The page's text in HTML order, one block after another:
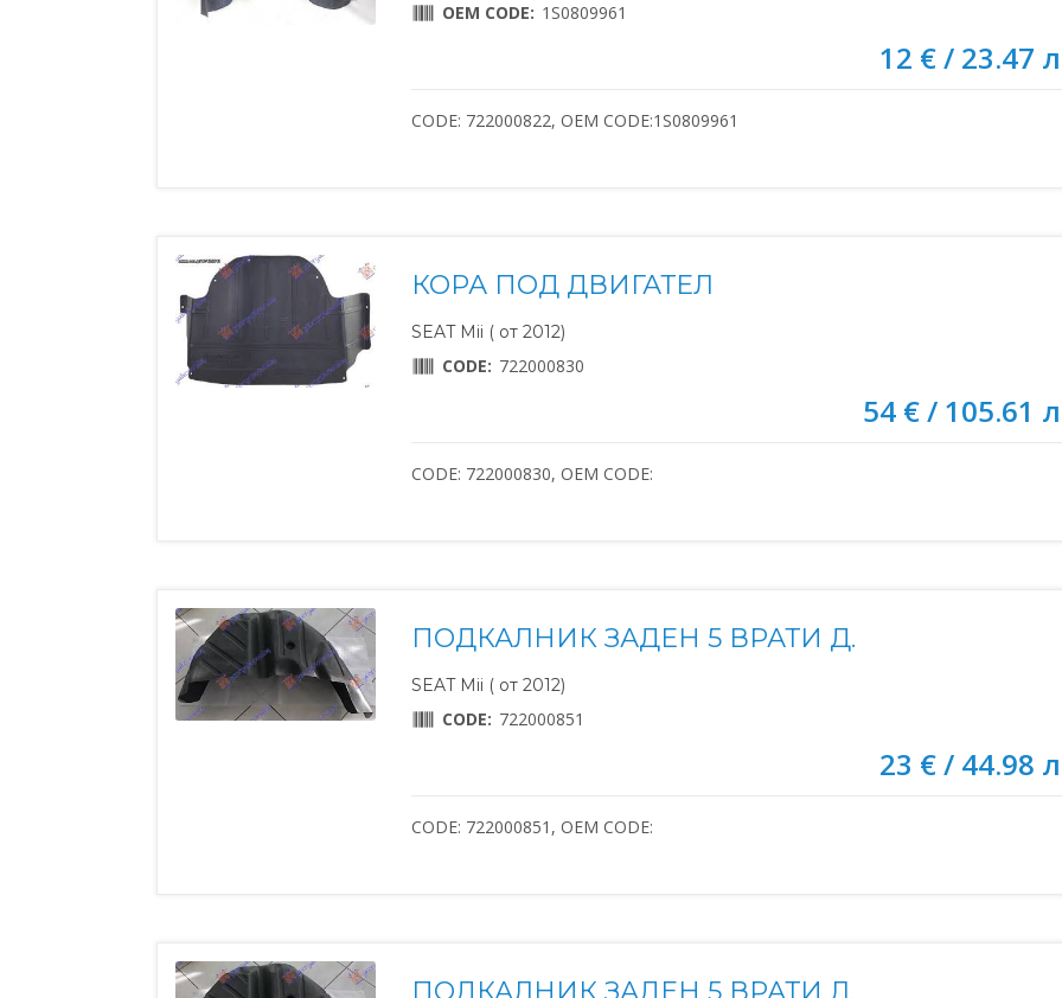
OEM CODE: 1S0809961
12 € / 23.47
CODE: 722000822, OEM CODE:1S0809961
КОРА ПОД ДВИГАТЕЛ
SEAT Mii ( от 2012)
CODE: 722000830
54 € / 105.61
CODE: 722000830, OEM CODE:
ПОДКАЛНИК ЗАДЕН 5 ВРАТИ Д.
SEAT Mii ( от 2012)
CODE: 722000851
23 € / 44.98
CODE: 722000851, OEM CODE:
ПОДКАЛНИК ЗАДЕН 5 ВРАТИ Л.